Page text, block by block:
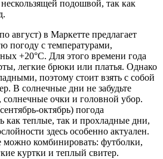
подошвой, так как
август) в Маркетте предлагает
погоду с температурами,
+20°C. Для этого времени года
легкие брюки или платья. Однако
поэтому стоит взять с собой
В солнечные дни не забудьте
, солнечные очки и головной убор.
октябрь) погода
как теплые, так и прохладные дни,
здесь особенно актуален.
комбинировать: футболки,
куртки и теплый свитер.